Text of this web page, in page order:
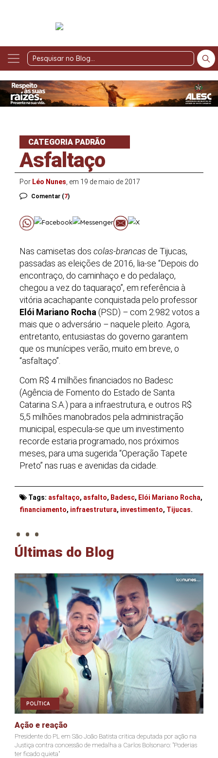
Pesquisar
Blog
CATEGORIA PADRÃO
Asfaltaço
Por Léo Nunes , em 19 de maio de 2017
Comentar (7)
Nas camisetas dos colas-brancas de Tijucas,
passadas as eleições de 2016, lia-se “Depois do
encontraço, do caminhaço e do pedalaço,
chegou a vez do taquaraço”, em referência à
vitória acachapante conquistada pelo professor
Elói Mariano Rocha (PSD) – com 2.982 votos a
mais que o adversário –naquele pleito. Agora,
entretanto, entusiastas do governo garantem
que os munícipes verão, muito em breve, o
“asfaltaço”.
Com R$ 4 milhões financiados no Badesc
(Agência de Fomento do Estado de Santa
Catarina S.A.) para a infraestrutura, e outros R$
5,5 milhões manobrados pela administração
municipal, especula-se que um investimento
recorde estaria programado, nos próximos
meses, para uma sugerida “Operação Tapete
Preto” nas ruas e avenidas da cidade.
Tags: asfaltaço, asfalto, Badesc, Elói Mariano Rocha,
financiamento, infraestrutura, investimento, Tijucas.
. . .
Últimas do Blog
POLÍTICA
Ação e reação
Presidente do PL em São João Batista critica deputada por ação na
Justiça contra concessão de medalha a Carlos Bolsonaro: "Poderias
ter ficado quieta"